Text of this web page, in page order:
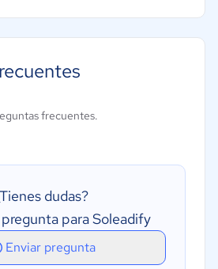
frecuentes.
dudas?
para Soleadify
Enviar pregunta